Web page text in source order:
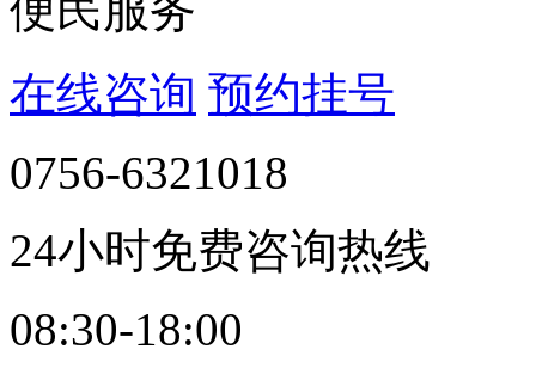
便民服务
在线咨询 预约挂号
0756-6321018
24小时免费咨询热线
08:30-18:00